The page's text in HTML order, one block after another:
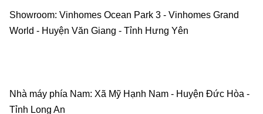
Showroom: Vinhomes Ocean Park 3 - Vinhomes Grand
World - Huyện Văn Giang - Tỉnh Hưng Yên
Nhà máy phía Nam: Xã Mỹ Hạnh Nam - Huyện Đức Hòa -
Tỉnh Long An